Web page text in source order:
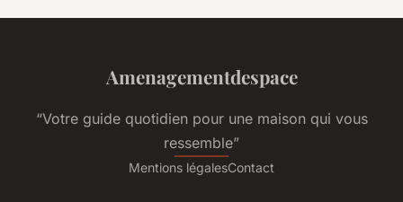
Amenagementdespace
“Votre guide quotidien pour une maison qui vous
ressemble”
Mentions légalesContact